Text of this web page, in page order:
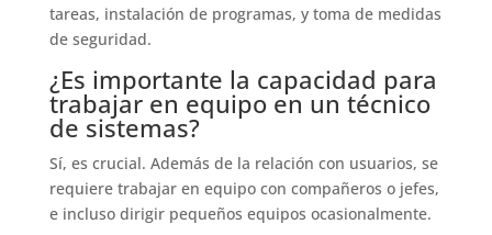
tareas, instalación de programas, y toma de medidas
de seguridad.
¿Es importante la capacidad para
trabajar en equipo en un técnico
de sistemas?
Sí, es crucial. Además de la relación con usuarios, se
requiere trabajar en equipo con compañeros o jefes,
e incluso dirigir pequeños equipos ocasionalmente.